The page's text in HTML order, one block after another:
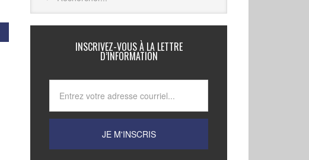
INSCRIVEZ-VOUS À LA LETTRE
D’INFORMATION